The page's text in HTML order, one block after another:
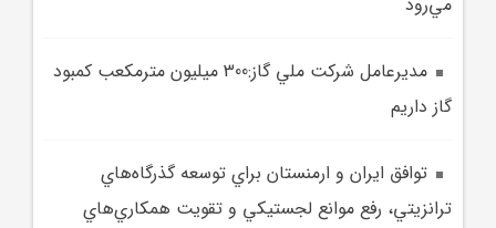
مديرعامل شرکت ملي گاز:300 ميليون مترمکعب کمبود
گاز داريم
توافق ايران و ارمنستان براي توسعه گذرگاه‌هاي
ترانزيتي، رفع موانع لجستيکي و تقويت همکاري‌هاي